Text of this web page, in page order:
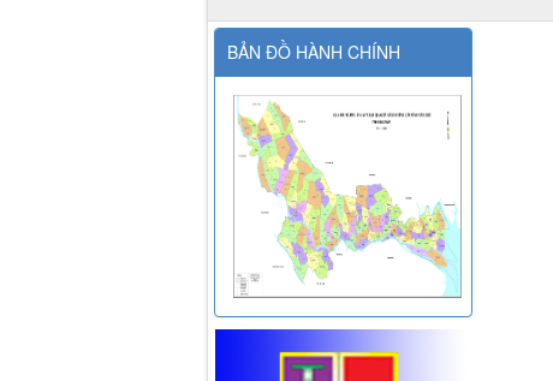
BẢN ĐỒ HÀNH CHÍNH